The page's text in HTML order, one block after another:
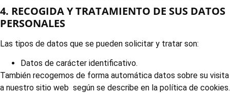
4. RECOGIDA Y TRATAMIENTO DE SUS DATOS
PERSONALES
Las tipos de datos que se pueden solicitar y tratar son:
Datos de carácter identificativo.
También recogemos de forma automática datos sobre su visita
a nuestro sitio web según se describe en la política de cookies.